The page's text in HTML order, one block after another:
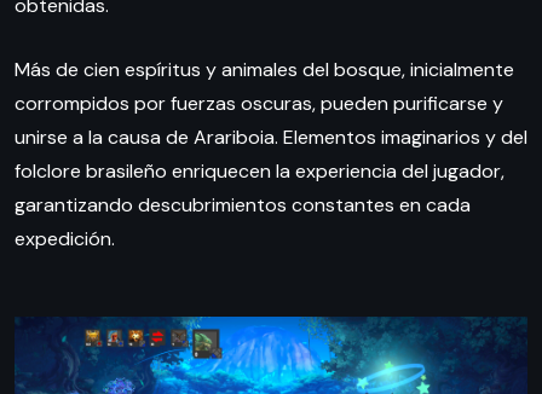
obtenidas.
Más de cien espíritus y animales del bosque, inicialmente
corrompidos por fuerzas oscuras, pueden purificarse y
unirse a la causa de Arariboia. Elementos imaginarios y del
folclore brasileño enriquecen la experiencia del jugador,
garantizando descubrimientos constantes en cada
expedición.